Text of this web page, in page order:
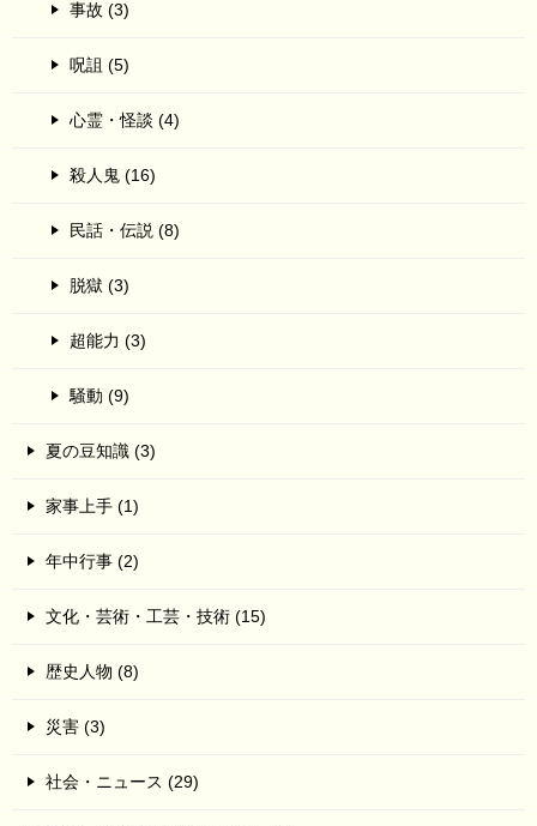
事故 (3)
呪詛 (5)
心霊・怪談 (4)
殺人鬼 (16)
民話・伝説 (8)
脱獄 (3)
超能力 (3)
騒動 (9)
夏の豆知識 (3)
家事上手 (1)
年中行事 (2)
文化・芸術・工芸・技術 (15)
歴史人物 (8)
災害 (3)
社会・ニュース (29)